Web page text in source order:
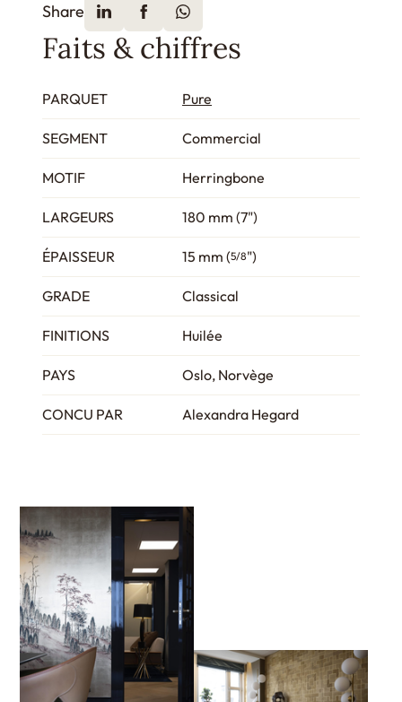
Share
Faits & chiffres
PARQUET Pure
SEGMENT Commercial
MOTIF Herringbone
LARGEURS 180 mm (7")
ÉPAISSEUR 15 mm (5/8")
GRADE Classical
FINITIONS Huilée
PAYS Oslo, Norvège
CONCU PAR Alexandra Hegard